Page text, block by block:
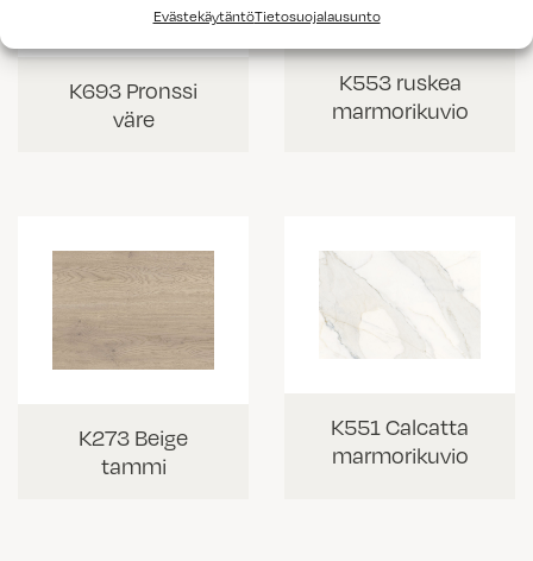
EvästekäytäntöTietosuojalausunto
K693 Pronssi
väre
K553 ruskea
marmorikuvio
K273 Beige
tammi
K551 Calcatta
marmorikuvio